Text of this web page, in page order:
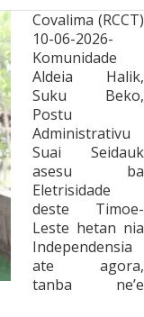
Covalima (RCCT)
10-06-2026-
Komunidade
Aldeia Halik,
Suku Beko,
Postu
Administrativu
Suai Seidauk
asesu ba
Eletrisidade
deste Timoe-
Leste hetan nia
Independensia
ate agora,
tanba ne’e